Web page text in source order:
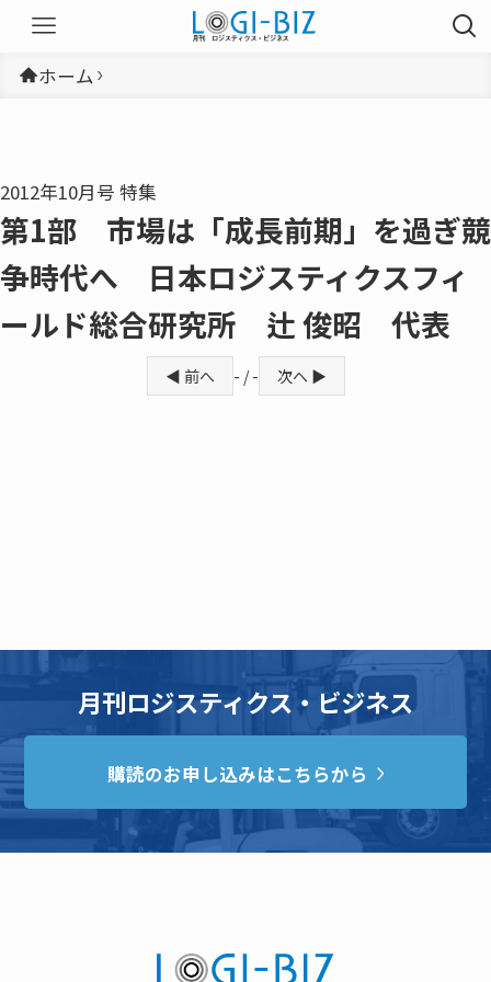
ホーム
2012年10月号 特集
第1部 市場は「成長前期」を過ぎ競
争時代へ 日本ロジスティクスフィ
ールド総合研究所 辻 俊昭 代表
◀ 前へ - / - 次へ ▶
月刊ロジスティクス・ビジネス
購読のお申し込みはこちらから